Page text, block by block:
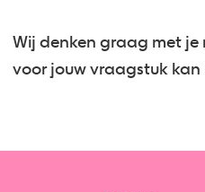
Wij denken graag met
voor jouw vraagstuk kan